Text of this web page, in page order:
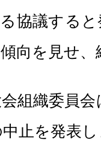
協議する
向を見せ
組織委員
止を発表し